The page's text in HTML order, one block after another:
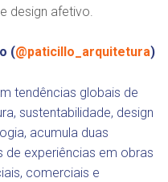
design afetivo.
(@paticillo_arquitetura)
tendências globais de
sustentabilidade, design
acumula duas
de experiências em obras
comerciais e